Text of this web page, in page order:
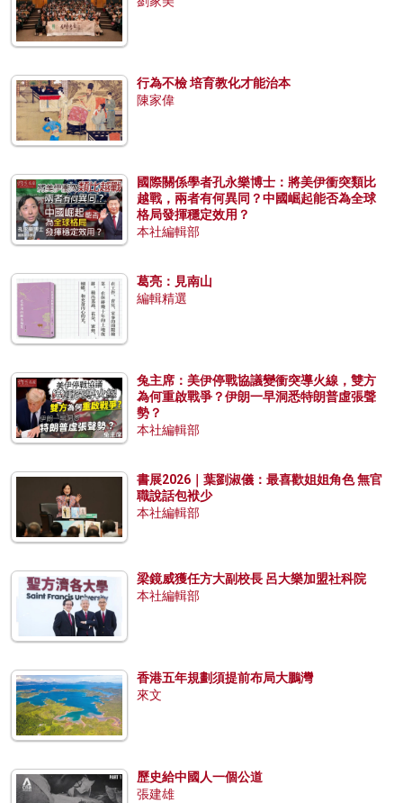
行為不檢 培育教化才能治本
陳家偉
國際關係學者孔永樂博士：將美伊衝突類比
越戰，兩者有何異同？中國崛起能否為全球
格局發揮穩定效用？
本社編輯部
葛亮：見南山
編輯精選
兔主席：美伊停戰協議變衝突導火線，雙方
為何重啟戰爭？伊朗一早洞悉特朗普虛張聲
勢？
本社編輯部
書展2026｜葉劉淑儀：最喜歡姐姐角色 無官
職說話包袱少
本社編輯部
梁鏡威獲任方大副校長 呂大樂加盟社科院
本社編輯部
香港五年規劃須提前布局大鵬灣
來文
歷史給中國人一個公道
張建雄